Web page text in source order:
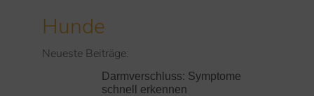
Hunde
Neueste Beiträge:
Darmverschluss: Symptome
schnell erkennen